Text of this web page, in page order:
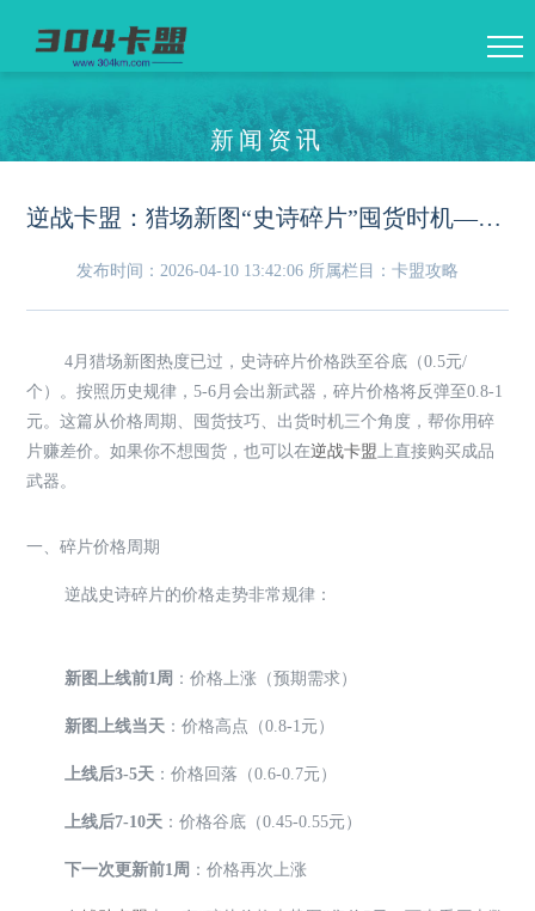
新闻资讯
逆战卡盟：猎场新图“史诗碎片”囤货时机——低买高卖赚差价
发布时间：2026-04-10 13:42:06 所属栏目：卡盟攻略
4月猎场新图热度已过，史诗碎片价格跌至谷底（0.5元/
个）。按照历史规律，5-6月会出新武器，碎片价格将反弹至0.8-1
元。这篇从价格周期、囤货技巧、出货时机三个角度，帮你用碎
片赚差价。如果你不想囤货，也可以在逆战卡盟上直接购买成品
武器。
一、碎片价格周期
逆战史诗碎片的价格走势非常规律：
新图上线前1周 ：价格上涨（预期需求）
新图上线当天 ：价格高点（0.8-1元）
上线后3-5天 ：价格回落（0.6-0.7元）
上线后7-10天 ：价格谷底（0.45-0.55元）
下一次更新前1周 ：价格再次上涨